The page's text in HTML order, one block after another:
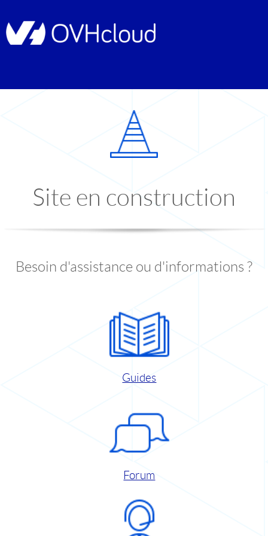
Site en construction
Besoin d'assistance ou d'informations ?
Guides
Forum